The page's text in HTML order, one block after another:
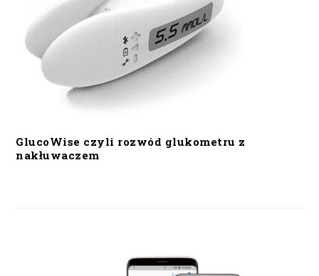
GlucoWise czyli rozwód glukometru z
nakłuwaczem